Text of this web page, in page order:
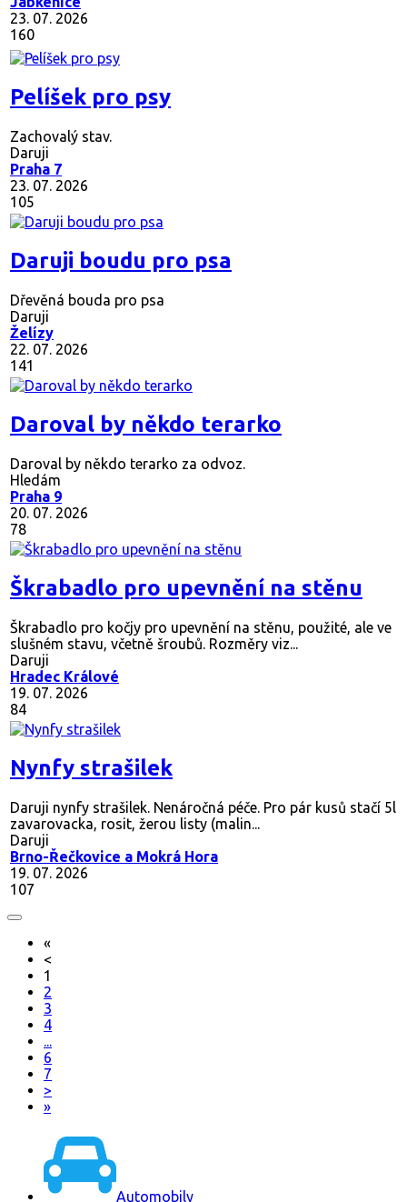
23. 07. 2026
160
Pelíšek pro psy
Zachovalý stav.
Daruji
Praha 7
23. 07. 2026
105
Daruji boudu pro psa
Dřevěná bouda pro psa
Daruji
Želízy
22. 07. 2026
141
Daroval by někdo terarko
Daroval by někdo terarko za odvoz.
Hledám
Praha 9
20. 07. 2026
78
Škrabadlo pro upevnění na stěnu
Škrabadlo pro kočjy pro upevnění na stěnu, použité, ale ve
slušném stavu, včetně šroubů. Rozměry viz...
Daruji
Hradec Králové
19. 07. 2026
84
Nynfy strašilek
Daruji nynfy strašilek. Nenáročná péče. Pro pár kusů stačí 5l
zavarovacka, rosit, žerou listy (malin...
Daruji
Brno-Řečkovice a Mokrá Hora
19. 07. 2026
107
«
<
1
2
3
4
...
6
7
>
»
Automobily